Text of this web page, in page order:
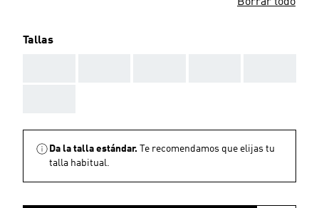
Tallas
Da la talla estándar.
Te recomendamos que elijas tu
talla habitual.